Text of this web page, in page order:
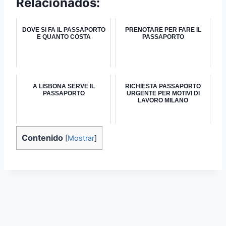
DOVE SI FA IL PASSAPORTO
E QUANTO COSTA
PRENOTARE PER FARE IL
PASSAPORTO
A LISBONA SERVE IL
PASSAPORTO
RICHIESTA PASSAPORTO
URGENTE PER MOTIVI DI
LAVORO MILANO
Contenido [Mostrar]